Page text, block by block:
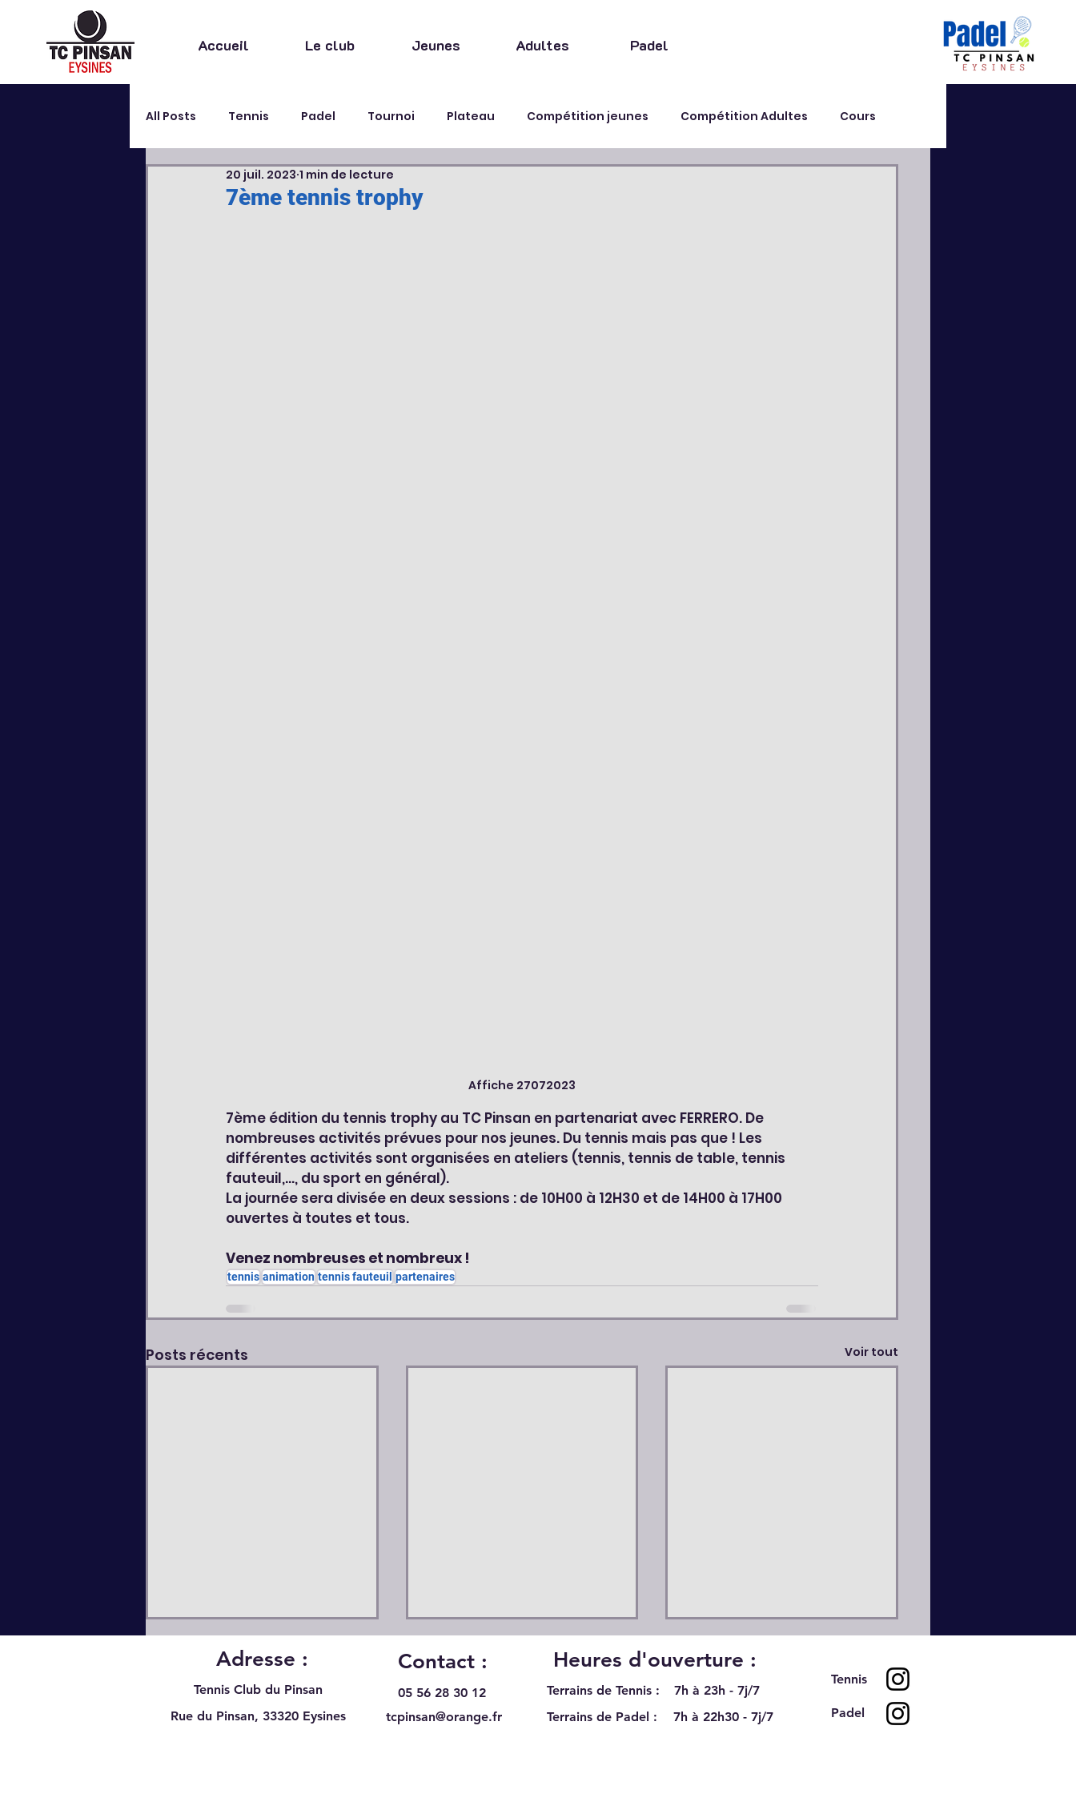
Accueil Le club Jeunes Adultes Padel
All Posts Tennis Padel Tournoi Plateau Compétition jeunes Compétition Adultes Cours
Extra sportif Fête
7ème tennis trophy
20 juil. 2023 1 min de lecture
Affiche 27072023
7ème édition du tennis trophy au TC Pinsan en partenariat avec FERRERO. De
nombreuses activités prévues pour nos jeunes. Du tennis mais pas que ! Les
différentes activités sont organisées en ateliers (tennis, tennis de table, tennis
fauteuil,..., du sport en général).
La journée sera divisée en deux sessions : de 10H00 à 12H30 et de 14H00 à 17H00
ouvertes à toutes et tous.
Venez nombreuses et nombreux !
tennis animation tennis fauteuil partenaires
Posts récents Voir tout
Adresse :
Tennis Club du Pinsan
Rue du Pinsan, 33320 Eysines
Contact :
05 56 28 30 12
tcpinsan@orange.fr
Heures d'ouverture :
Terrains de Tennis :
7h à 23h - 7j/7
Terrains de Padel :
7h à 22h30 - 7j/7
Tennis
Padel